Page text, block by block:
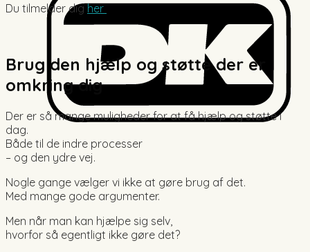
Du tilmelder dig her
Brug den hjælp og støtte der er
omkring dig
Der er så mange muligheder for at få hjælp og støtte i
dag.
Både til de indre processer
– og den ydre vej.
Nogle gange vælger vi ikke at gøre brug af det.
Med mange gode argumenter.
Men når man kan hjælpe sig selv,
hvorfor så egentligt ikke gøre det?